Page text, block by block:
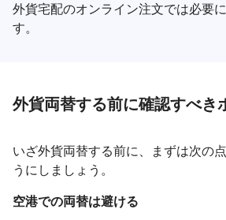
外貨宅配のオンライン注文では必要
す。
外貨両替する前に確認すべき
いざ外貨両替する前に、まずは次の
うにしましょう。
空港での両替は避ける